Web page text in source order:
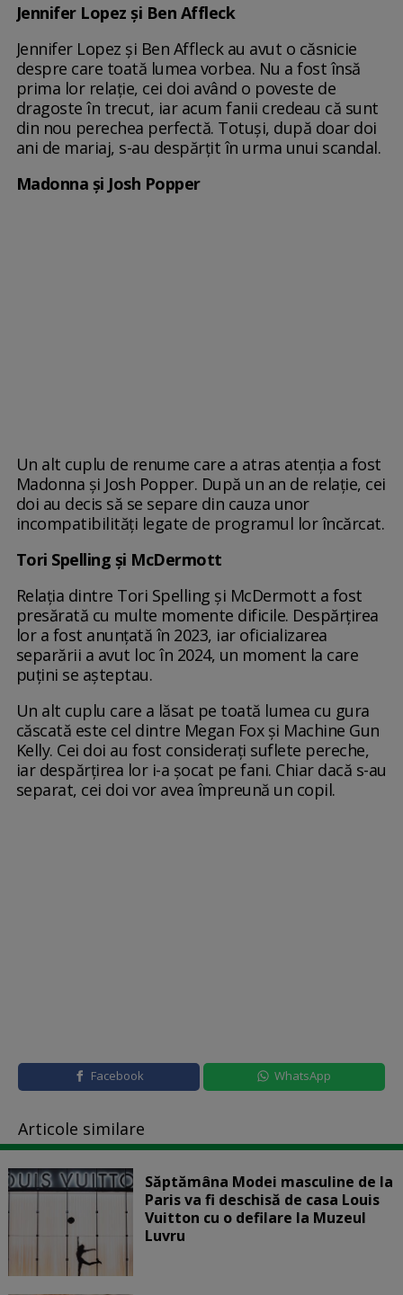
Jennifer Lopez și Ben Affleck
Jennifer Lopez și Ben Affleck au avut o căsnicie
despre care toată lumea vorbea. Nu a fost însă
prima lor relație, cei doi având o poveste de
dragoste în trecut, iar acum fanii credeau că sunt
din nou perechea perfectă. Totuși, după doar doi
ani de mariaj, s-au despărțit în urma unui scandal.
Madonna și Josh Popper
Un alt cuplu de renume care a atras atenția a fost
Madonna și Josh Popper. După un an de relație, cei
doi au decis să se separe din cauza unor
incompatibilități legate de programul lor încărcat.
Tori Spelling și McDermott
Relația dintre Tori Spelling și McDermott a fost
presărată cu multe momente dificile. Despărțirea
lor a fost anunțată în 2023, iar oficializarea
separării a avut loc în 2024, un moment la care
puțini se așteptau.
Un alt cuplu care a lăsat pe toată lumea cu gura
căscată este cel dintre Megan Fox și Machine Gun
Kelly. Cei doi au fost considerați suflete pereche,
iar despărțirea lor i-a șocat pe fani. Chiar dacă s-au
separat, cei doi vor avea împreună un copil.
Facebook WhatsApp
Articole similare
Săptămâna Modei masculine de la
Paris va fi deschisă de casa Louis
Vuitton cu o defilare la Muzeul
Luvru